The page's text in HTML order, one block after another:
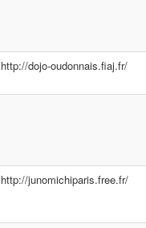
http://dojo-oudonnais.fiaj.fr/
http://junomichiparis.free.fr/